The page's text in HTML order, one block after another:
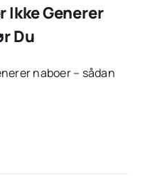
Ikke Generer
Du
naboer – sådan